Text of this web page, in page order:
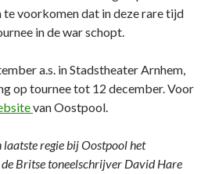
te voorkomen dat in deze rare tijd
in de war schopt.
a.s. in Stadstheater Arnhem,
op tournee tot 12 december. Voor
van Oostpool.
regie bij Oostpool het
Britse toneelschrijver David Hare